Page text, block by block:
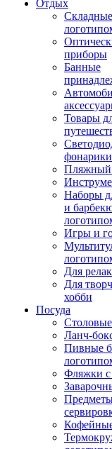
Отдых
приборы
Банные
Товары
фонарики
Пляжный
Наборы
и
Игры и
Для
Для
хобби
Посуда
Ланч-
Пивные
Фляжки с